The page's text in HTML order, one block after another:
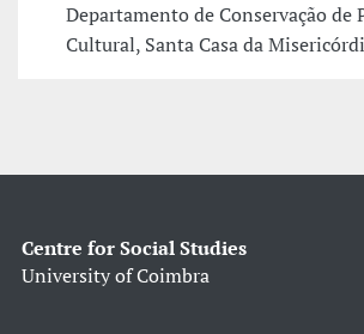
Departamento de Conservação
Cultural, Santa Casa da
Centre for Social Studies
University of Coimbra